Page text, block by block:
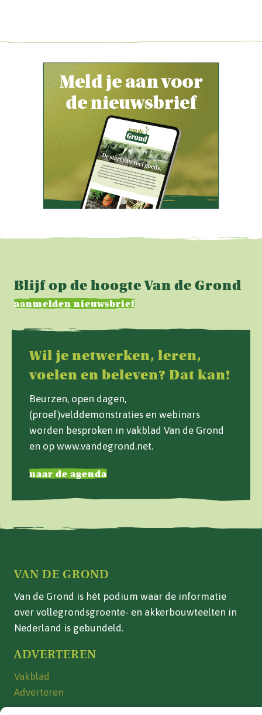
Blijf op de hoogte Van de Grond
aanmelden nieuwsbrief
Wil je netwerken, leren,
voelen en beleven? Dat kan!
Beurzen, open dagen,
(proef)velddemonstraties en webinars
worden besproken in vakblad Van de Grond
en op www.vandegrond.net.
naar de agenda
VAN DE GROND
Van de Grond is hét podium waar de informatie
over vollegrondsgroente- en akkerbouwteelten in
Nederland is gebundeld.
ADVERTEREN
Vakblad
Adverteren